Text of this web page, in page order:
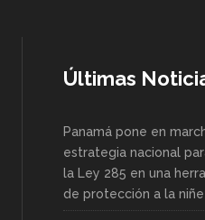
Últimas
Panamá pone en
estrategia nacional
la Ley 285 en una
de protección a la